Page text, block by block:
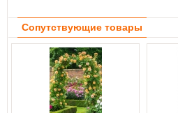
Сопутствующие товары